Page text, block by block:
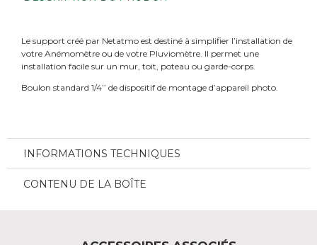
Le support créé par Netatmo est destiné à simplifier l’installation de
votre Anémomètre ou de votre Pluviomètre. Il permet une
installation facile sur un mur, toit, poteau ou garde-corps.
Boulon standard 1/4’’ de dispositif de montage d’appareil photo.
INFORMATIONS TECHNIQUES
CONTENU DE LA BOÎTE